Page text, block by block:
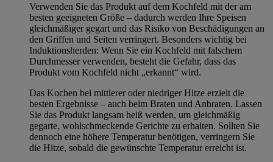
Verwenden Sie das Produkt auf dem Kochfeld mit der am
besten geeigneten Größe – dadurch werden Ihre Speisen
gleichmäßiger gegart und das Risiko von Beschädigungen an
den Griffen und Seiten verringert. Besonders wichtig bei
Induktionsherden: Wenn Sie ein Kochfeld mit falschem
Durchmesser verwenden, besteht die Gefahr, dass das
Produkt vom Kochfeld nicht „erkannt“ wird.
Das Kochen bei mittlerer oder niedriger Hitze erzielt die
besten Ergebnisse – auch beim Braten und Anbraten. Lassen
Sie das Produkt langsam heiß werden, um gleichmäßig
gegarte, wohlschmeckende Gerichte zu erhalten. Sollten Sie
dennoch eine höhere Temperatur benötigen, verringern Sie
die Hitze, sobald die gewünschte Temperatur erreicht ist.